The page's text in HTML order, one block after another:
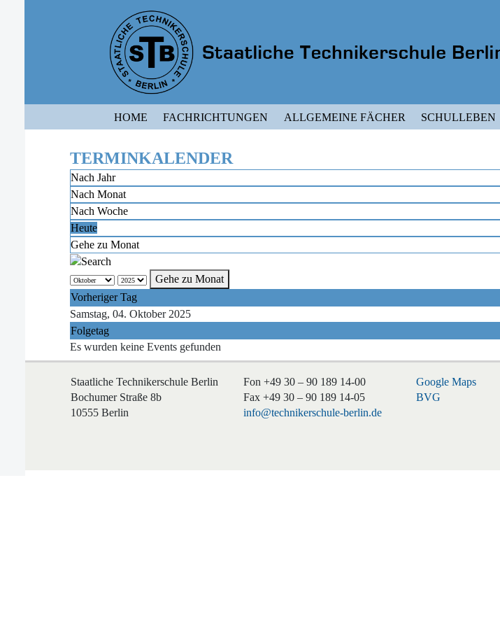
HOME FACHRICHTUNGEN ALLGEMEINE FÄCHER SCHULLEBEN
TERMINKALENDER
Nach Jahr
Nach Monat
Nach Woche
Heute
Gehe zu Monat
Gehe zu Monat
Vorheriger Tag
Samstag, 04. Oktober 2025
Folgetag
Es wurden keine Events gefunden
Staatliche Technikerschule Berlin
Bochumer Straße 8b
10555 Berlin
Fon +49 30 – 90 189 14-00
Fax +49 30 – 90 189 14-05
info@technikerschule-berlin.de
Google Maps
BVG